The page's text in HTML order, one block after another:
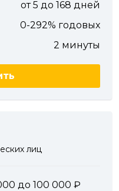
от 5 до 168 дней
0-292% годовых
2 минуты
лиц
до 100 000